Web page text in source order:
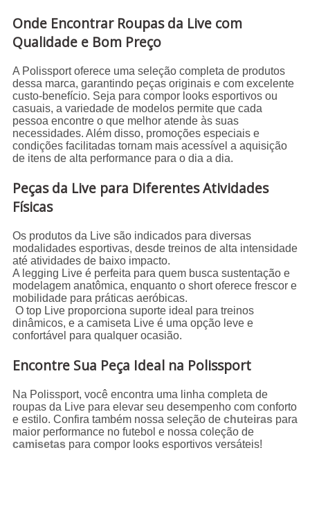
Onde Encontrar Roupas da Live com
Qualidade e Bom Preço
A Polissport oferece uma seleção completa de produtos
dessa marca, garantindo peças originais e com excelente
custo-benefício. Seja para compor looks esportivos ou
casuais, a variedade de modelos permite que cada
pessoa encontre o que melhor atende às suas
necessidades. Além disso, promoções especiais e
condições facilitadas tornam mais acessível a aquisição
de itens de alta performance para o dia a dia.
Peças da Live para Diferentes Atividades
Físicas
Os produtos da Live são indicados para diversas
modalidades esportivas, desde treinos de alta intensidade
até atividades de baixo impacto.
A legging Live é perfeita para quem busca sustentação e
modelagem anatômica, enquanto o short oferece frescor e
mobilidade para práticas aeróbicas.
O top Live proporciona suporte ideal para treinos
dinâmicos, e a camiseta Live é uma opção leve e
confortável para qualquer ocasião.
Encontre Sua Peça Ideal na Polissport
Na Polissport, você encontra uma linha completa de
roupas da Live para elevar seu desempenho com conforto
e estilo. Confira também nossa seleção de chuteiraspara
maior performance no futebol e nossa coleção de
camisetaspara compor looks esportivos versáteis!